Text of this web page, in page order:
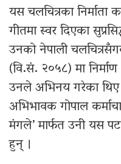
यस चलचित्रका निर्माता
गीतमा स्वर दिएका
उनको नेपाली
(वि.सं. २०५८) मा
उनले अभिनय गरेका
अभिभावक गोपाल
मंगले’ मार्फत उनी यस
हुन् ।